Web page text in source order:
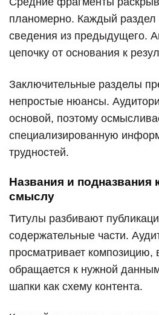
планомерно. Каждый раздел
сведения из предыдущего.
цепочку от основания к
Заключительные разделы
непростые нюансы.
основой, поэтому
специализированную
трудностей.
Названия и подназвания
смыслу
Титулы разбивают
содержательные части.
просматривает композицию,
обращается к нужной
шапки как схему контента.